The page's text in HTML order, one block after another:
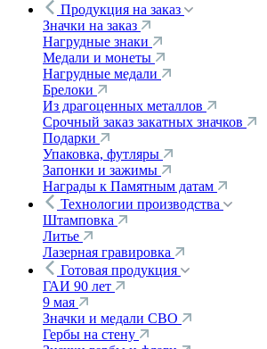
Продукция на заказ
Значки на заказ
Нагрудные знаки
Медали и монеты
Нагрудные медали
Брелоки
Из драгоценных металлов
Срочный заказ закатных значков
Подарки
Упаковка, футляры
Запонки и зажимы
Награды к Памятным датам
Технологии производства
Штамповка
Литье
Лазерная гравировка
Готовая продукция
ГАИ 90 лет
9 мая
Значки и медали СВО
Гербы на стену